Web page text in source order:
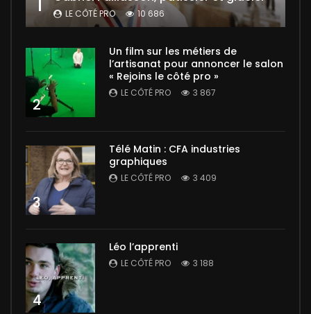
LE CÔTÉ PRO 10 686
2
Un film sur les métiers de
l’artisanat pour annoncer le salon
« Rejoins le côté pro »
LE CÔTÉ PRO 3 867
3
Télé Matin : CFA industries
graphiques
LE CÔTÉ PRO 3 409
4
Léo l’apprenti
LE CÔTÉ PRO 3 188